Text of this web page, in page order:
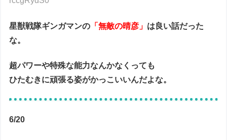
星獣戦隊ギンガマンの 「無敵の晴彦」 は良い話だった
な。
超パワーや特殊な能力なんかなくっても
ひたむきに頑張る姿がかっこいいんだよな。
6/20